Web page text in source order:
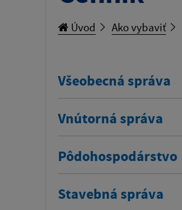
Úvod Ako vybaviť
Všeobecná správa
Vnútorná správa
Pôdohospodárstvo
Stavebná správa